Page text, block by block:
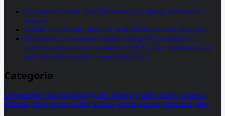
La proteina chiave dell’Alzheimer si propaga utilizzando i
neuroni
Statine: inutilmente attribuiti molti effetti avversi, lo studio
Un farmaco, due nuove opportunità per le pazienti con
carcinoma mammario metastatico hr+/her2- e con tumore al
seno metastatico triplo negativo (mtnbc)
Categorie
alimentazione biologia Biology Com. Stampa Epatiti featured Genetica
Medicina News Ricerca Salute Science Scienza vaccini Veterinaria video